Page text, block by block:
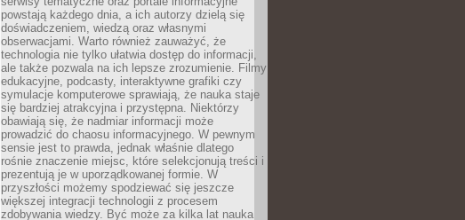
powstają każdego dnia, a ich autorzy dzielą się
doświadczeniem, wiedzą oraz własnymi
obserwacjami. Warto również zauważyć, że
technologia nie tylko ułatwia dostęp do informacji,
ale także pozwala na ich lepsze zrozumienie. Filmy
edukacyjne, podcasty, interaktywne grafiki czy
symulacje komputerowe sprawiają, że nauka staje
się bardziej atrakcyjna i przystępna. Niektórzy
obawiają się, że nadmiar informacji może
prowadzić do chaosu informacyjnego. W pewnym
sensie jest to prawda, jednak właśnie dlatego
rośnie znaczenie miejsc, które selekcjonują treści i
prezentują je w uporządkowanej formie. W
przyszłości możemy spodziewać się jeszcze
większej integracji technologii z procesem
zdobywania wiedzy. Być może za kilka lat nauka